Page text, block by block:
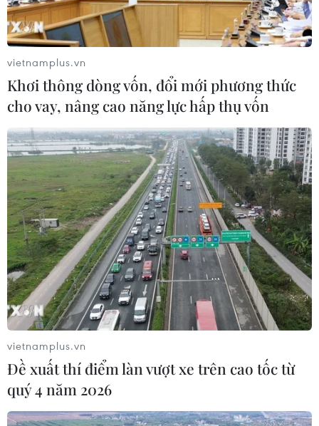
TIN CÙNG CHUYÊN MỤC
Quy định nguyên tắc hoạt động của
vietnamplus.vn
Khơi thông dòng vốn, đổi mới phương thức
cho vay, nâng cao năng lực hấp thụ vốn
vietnamplus.vn
Đề xuất thí điểm làn vượt xe trên cao tốc từ
quý 4 năm 2026